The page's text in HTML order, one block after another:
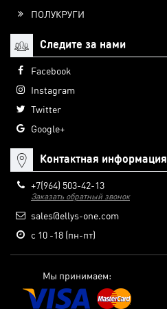
ПОЛУКРУГИ
Следите за нами
Facebook
Instagram
Twitter
Google+
Контактная информация
+7(964) 503-42-13
Заказать обратный звонок
sales@ellys-one.com
с 10 -18 (пн-пт)
Мы принимаем: